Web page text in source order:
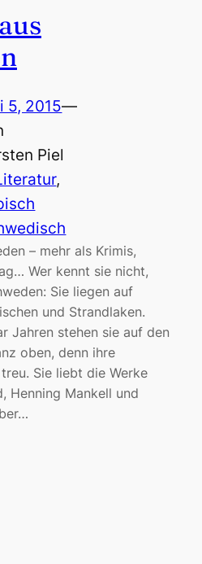
5, 2015—
Piel
– mehr als Krimis,
Wer kennt sie nicht,
Sie liegen auf
und Strandlaken.
Jahren stehen sie auf den
oben, denn ihre
Sie liebt die Werke
Henning Mankell und